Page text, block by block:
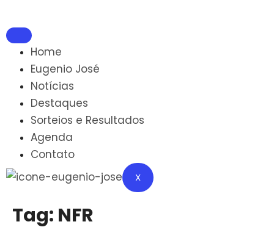
Home
Eugenio José
Notícias
Destaques
Sorteios e Resultados
Agenda
Contato
X
Tag: NFR